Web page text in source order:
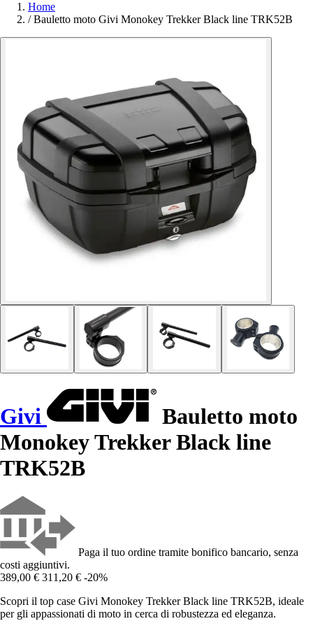
Home
/ Bauletto moto Givi Monokey Trekker Black line TRK52B
Givi
Bauletto moto
Monokey Trekker Black line
TRK52B
Paga il tuo ordine tramite bonifico bancario, senza
costi aggiuntivi.
389,00 € 311,20 € -20%
Scopri il top case Givi Monokey Trekker Black line TRK52B, ideale
per gli appassionati di moto in cerca di robustezza ed eleganza.